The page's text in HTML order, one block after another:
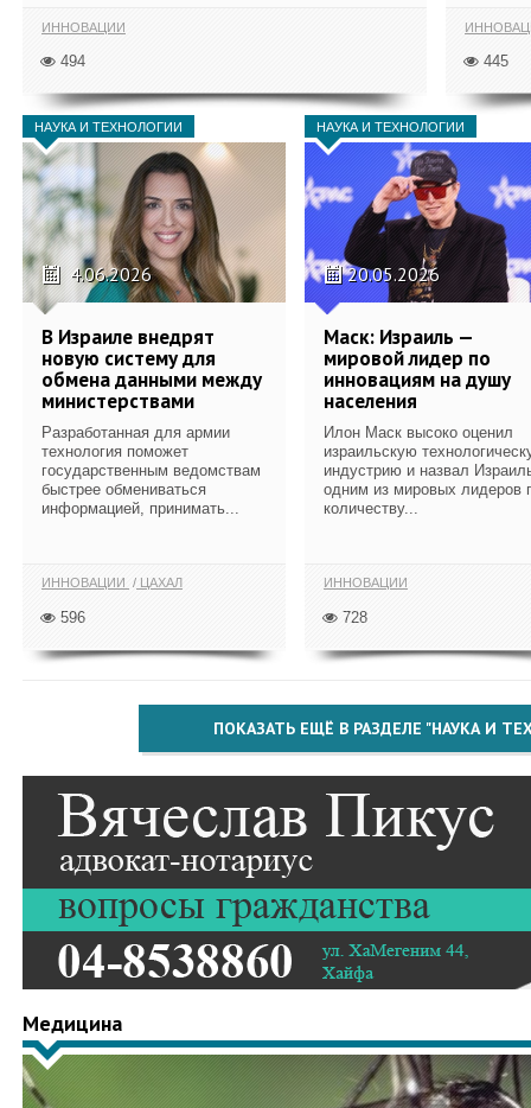
ИННОВАЦИИ
494 445
НАУКА И ТЕХНОЛОГИИ
4.06.2026
В Израиле внедрят
новую систему для
обмена данными между
министерствами
Разработанная для армии
технология поможет
государственным ведомствам
быстрее обмениваться
информацией, принимать...
ИННОВАЦИИ ЦАХАЛ
596
НАУКА И ТЕХНОЛОГИИ
20.05.2026
Маск: Израиль —
мировой лидер по
инновациям на душу
населения
Илон Маск высоко оценил
израильскую
индустрию и назвал
одним из мировых лидеров
количеству...
ИННОВАЦИИ
728
ПОКАЗАТЬ ЕЩЁ В РАЗДЕЛЕ "НАУКА И
Медицина